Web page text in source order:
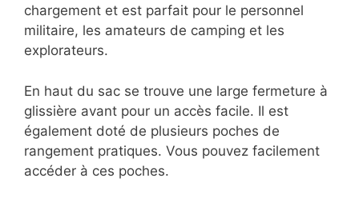
chargement et est parfait pour le personnel
militaire, les amateurs de camping et les
explorateurs.
En haut du sac se trouve une large fermeture à
glissière avant pour un accès facile. Il est
également doté de plusieurs poches de
rangement pratiques. Vous pouvez facilement
accéder à ces poches.